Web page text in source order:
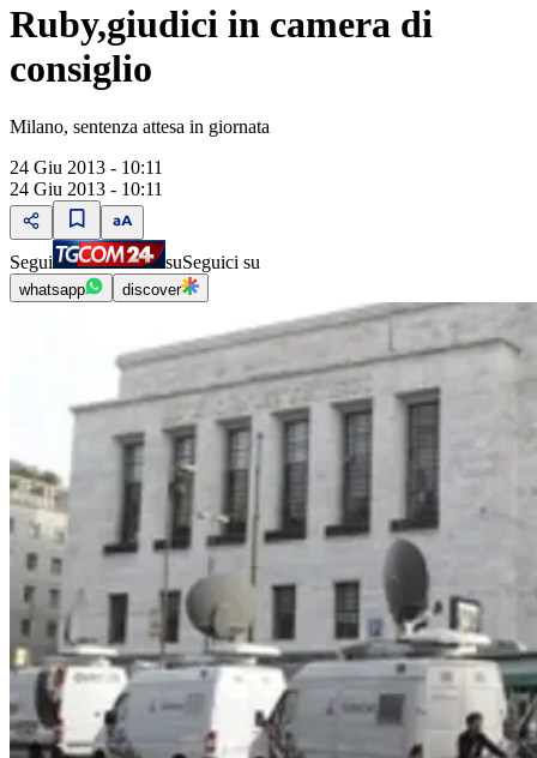
Ruby,giudici in camera di
consiglio
Milano, sentenza attesa in giornata
24 Giu 2013 - 10:11
24 Giu 2013 - 10:11
Segui suSeguici su
whatsapp discover